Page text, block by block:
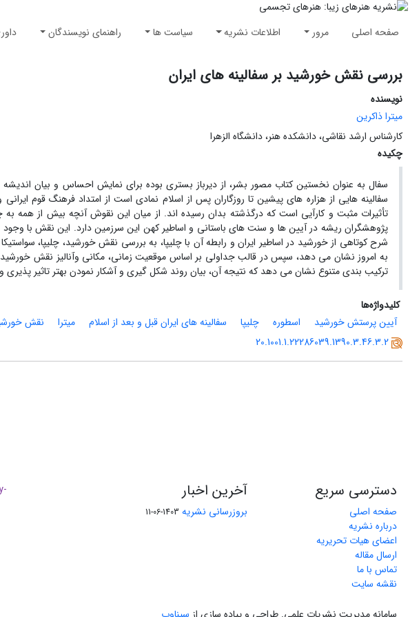
صفحه اصلی مرور اطلاعات نشریه سیاست ها راهنمای نویسندگان
بررسی نقش خورشید بر سفالینه های ایران
نویسنده
میترا ذاکرین
کارشناس ارشد نقاشی، دانشکده هنر، دانشگاه الزهرا
چکیده
سفال به عنوان نخستین کتاب مصور بشر، از دیرباز بستری بوده برای نمایش احساس و بیان
سفالینه هایی از هزاره های پیشین تا روزگاران پس از اسلام نمادی است از امتداد فرهنگ قوم
تأثیرات مثبت و کارآیی است که درگذشته بدان رسیده اند. از میان این نقوش آنچه بیش از همه
پژوهشگران ریشه در آیین ها و سنت های باستانی و اساطیر کهن این سرزمین دارد. این نقش با
شرح کوتاهی از خورشید در اساطیر ایران و رابطه آن با چلیپا، به بررسی نقش خورشید، چلیپا،
به امروز نشان می دهد، سپس در قالب جداولی بر اساس موقعیت زمانی، مکانی وآنالیز نقش خورشید
ترکیب بندی متنوع نشان می دهد که نتیجه آن، بیان روند شکل گیری و آشکار نمودن بهتر تاثیر
کلیدواژه‌ها
آیین پرستش خورشید
اسطوره چلیپا سفالینه های ایران قبل و بعد از اسلام میترا
نقش
20.1001.1.22286039.1390.3.46.3.2
دسترسی سریع
صفحه اصلی
درباره نشریه
اعضای هیات تحریریه
ارسال مقاله
تماس با ما
نقشه سایت
آخرین اخبار
بروزرسانی نشریه 1403-06-11